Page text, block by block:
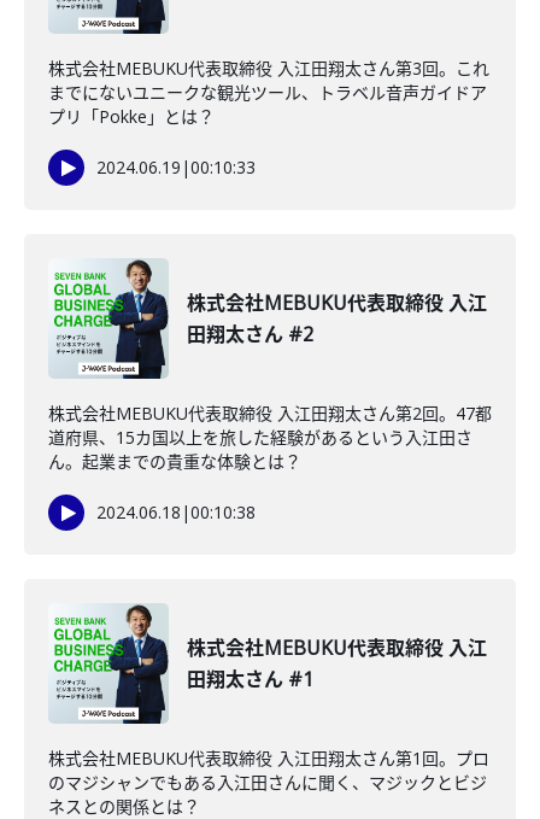
株式会社MEBUKU代表取締役 入江田翔太さん第3回。これ
までにないユニークな観光ツール、トラベル音声ガイドア
プリ「Pokke」とは？
2024.06.19 |00:10:33
株式会社MEBUKU代表取締役 入江
田翔太さん #2
株式会社MEBUKU代表取締役 入江田翔太さん第2回。47都
道府県、15カ国以上を旅した経験があるという入江田さ
ん。起業までの貴重な体験とは？
2024.06.18 |00:10:38
株式会社MEBUKU代表取締役 入江
田翔太さん #1
株式会社MEBUKU代表取締役 入江田翔太さん第1回。プロ
のマジシャンでもある入江田さんに聞く、マジックとビジ
ネスとの関係とは？